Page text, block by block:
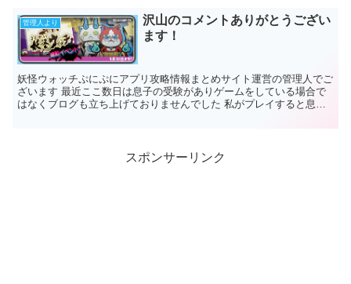
管理人より
沢山のコメントありがとうござい
ます！
妖怪ウォッチぷにぷにアプリ攻略情報まとめサイト運営の管理人でご
ざいます 最近ここ数日は息子の受験がありゲームをしている場合で
はなくブログも立ち上げておりませんでした 私がプレイすると息子
スポンサーリンク